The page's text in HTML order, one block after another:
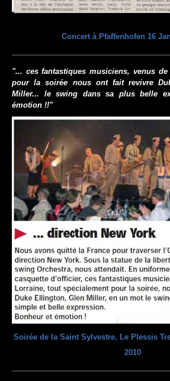
Concert à Pfaffenhofen 16
"... ces fantastiques musiciens, venus
pour la soirée nous ont fait revivre
Miller... le swing dans sa plus belle
émotion !!"
Soirée de la Saint Sylvestre, Le Plessis
2010